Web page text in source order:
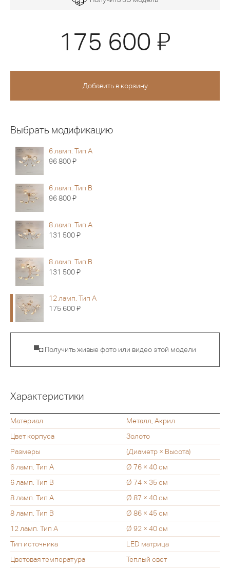
175 600 Я
Выбрать модификацию
6 ламп. Тип A
96 800Я
6 ламп. Тип B
96 800Я
8 ламп. Тип A
131 500Я
8 ламп. Тип B
131 500Я
12 ламп. Тип A
175 600Я
▀◘ Получить живые фото или видео этой модели
Характеристики
Материал
Металл, Акрил
Цвет корпуса
Золото
Размеры
(Диаметр × Высота)
6 ламп. Тип A
Ø 76 × 40 см
6 ламп. Тип B
Ø 74 × 35 см
8 ламп. Тип A
Ø 87 × 40 см
8 ламп. Тип B
Ø 86 × 45 см
12 ламп. Тип A
Ø 92 × 40 см
Тип источника
LED матрица
Цветовая температура
Теплый свет